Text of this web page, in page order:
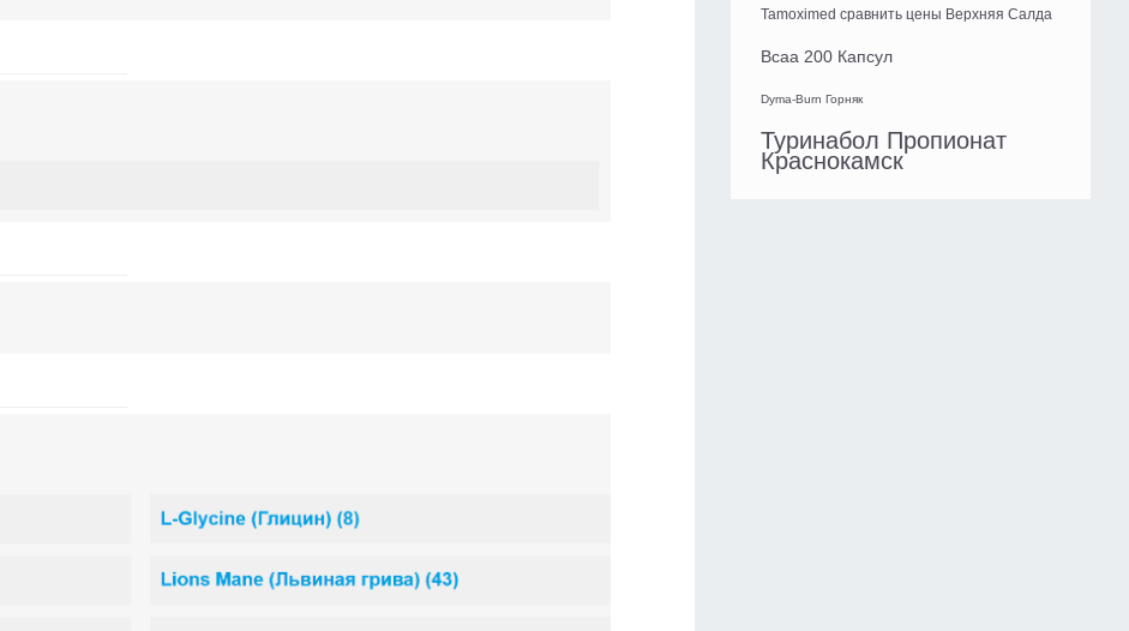
Tamoximed сравнить цены Верхняя Салда
Bcaa 200 Капсул
Dyma-Burn Горняк
Туринабол Пропионат
Краснокамск